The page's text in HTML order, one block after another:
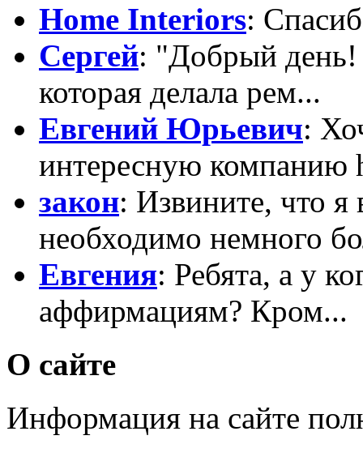
Home Interiors:
Сергей: "Добрый день!
которая делала рем...
Евгений Юрьевич:
интересную компанию
закон: Извините, что
необходимо немного
Евгения: Ребята, а у
аффирмациям? Кром...
О сайте
Информация на сайте